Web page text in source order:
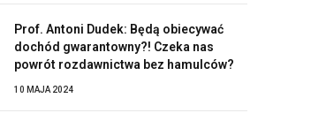
Prof. Antoni Dudek: Będą obiecywać
dochód gwarantowny?! Czeka nas
powrót rozdawnictwa bez hamulców?
10 MAJA 2024